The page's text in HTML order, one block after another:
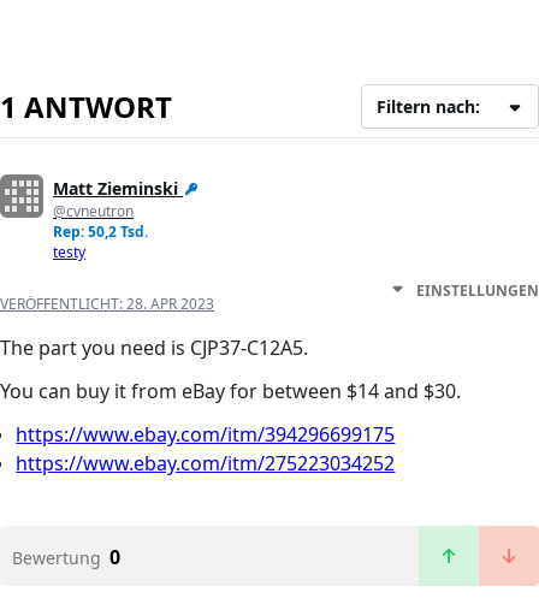
1 ANTWORT Filtern nach:
Matt Zieminski
@cvneutron
Rep: 50,2 Tsd.
testy
VERÖFFENTLICHT:28. APR 2023
EINSTELLUNGEN
The part you need is CJP37-C12A5.
You can buy it from eBay for between $14 and $30.
https://www.ebay.com/itm/394296699175
https://www.ebay.com/itm/275223034252
Bewertung 0